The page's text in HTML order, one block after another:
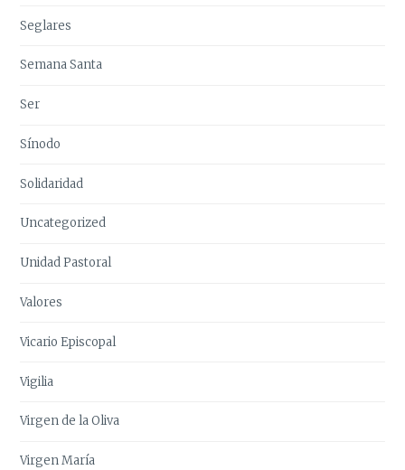
Seglares
Semana Santa
Ser
Sínodo
Solidaridad
Uncategorized
Unidad Pastoral
Valores
Vicario Episcopal
Vigilia
Virgen de la Oliva
Virgen María